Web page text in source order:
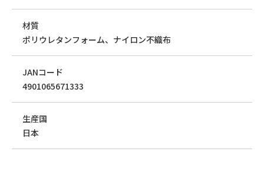
材質
ポリウレタンフォーム、ナイロン不織布
JANコード
4901065671333
生産国
日本